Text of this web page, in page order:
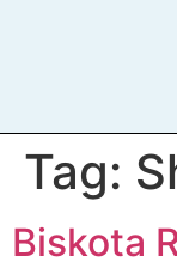
Tag:
Biskota